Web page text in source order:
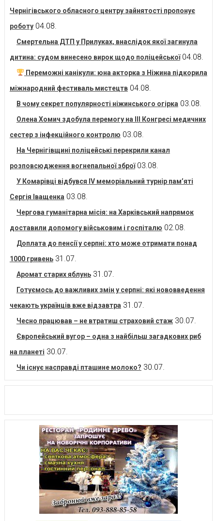
Чернігівського обласного центру зайнятості пропонує
роботу 04.08.
Смертельна ДТП у Прилуках, внаслідок якої загинула
дитина: судом винесено вирок щодо поліцейської 04.08.
Переможні канікули: юна акторка з Ніжина підкорила
міжнародний фестиваль мистецтв 04.08.
В чому секрет популярності ніжинського огірка 03.08.
Олена Хомич здобула перемогу на ІІІ Конгресі медичних
сестер з інфекційного контролю 03.08.
На Чернігівщині поліцейські перекрили канал
розповсюдження вогнепальної зброї 03.08.
У Комарівці відбувся IV меморіальний турнір пам’яті
Сергія Іващенка 03.08.
Чергова гуманітарна місія: на Харківський напрямок
доставили допомогу військовим і госпіталю 02.08.
Доплата до пенсії у серпні: хто може отримати понад
1000 гривень 31.07.
Аромат старих яблунь 31.07.
Готуємось до важливих змін у серпні: які нововведення
чекають українців вже відзавтра 31.07.
Чесно працював – не втратиш страховий стаж 30.07.
Європейський вугор – одна з найбільш загадкових риб
на планеті 30.07.
Чи існує насправді пташине молоко? 30.07.